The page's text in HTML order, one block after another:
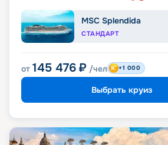
MSC Splendida
СТАНДАРТ
от 145 476 ₽ /чел +1 000
Выбрать круиз